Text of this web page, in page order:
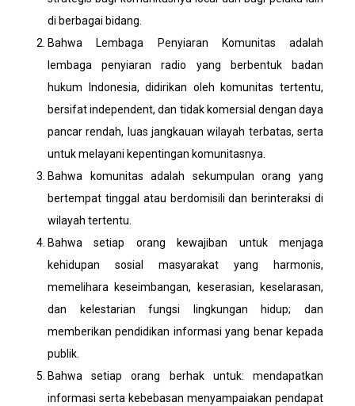
di berbagai bidang.
Bahwa Lembaga Penyiaran Komunitas adalah
lembaga penyiaran radio yang berbentuk badan
hukum Indonesia, didirikan oleh komunitas tertentu,
bersifat independent, dan tidak komersial dengan daya
pancar rendah, luas jangkauan wilayah terbatas, serta
untuk melayani kepentingan komunitasnya.
Bahwa komunitas adalah sekumpulan orang yang
bertempat tinggal atau berdomisili dan berinteraksi di
wilayah tertentu.
Bahwa setiap orang kewajiban untuk menjaga
kehidupan sosial masyarakat yang harmonis,
memelihara keseimbangan, keserasian, keselarasan,
dan kelestarian fungsi lingkungan hidup; dan
memberikan pendidikan informasi yang benar kepada
publik.
Bahwa setiap orang berhak untuk: mendapatkan
informasi serta kebebasan menyampaiakan pendapat